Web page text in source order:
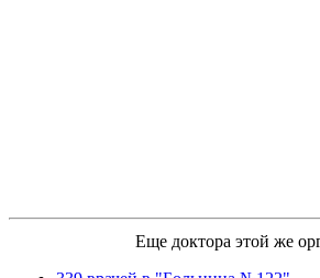
Еще доктора этой же